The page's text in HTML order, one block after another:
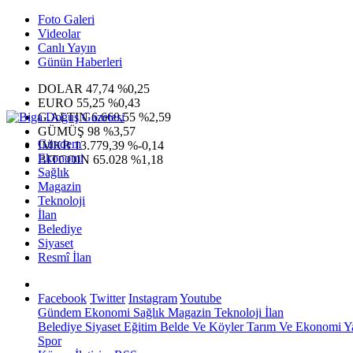
Foto Galeri
Videolar
Canlı Yayın
Günün Haberleri
DOLAR 47,74 %0,25
EURO 55,25 %0,43
G.ALTIN6.660,55 %2,59
GÜMÜŞ 98 %3,57
IMKB13.779,39 %-0,14
BITCOIN 65.028 %1,18
Gündem
Ekonomi
Sağlık
Magazin
Teknoloji
İlan
Belediye
Siyaset
Resmî İlan
Facebook Twitter InstagramYoutube
Gündem Ekonomi Sağlık Magazin Teknoloji İlan
Belediye Siyaset Eğitim Belde Ve KöylerTarım Ve Ekonomi
Spor